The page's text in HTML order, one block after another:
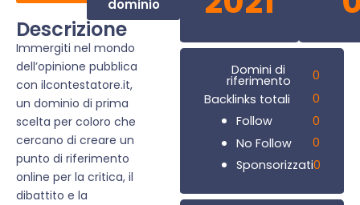
dominio
Descrizione
Immergiti nel mondo
dell’opinione pubblica
con ilcontestatore.it,
un dominio di prima
scelta per coloro che
cercano di creare un
punto di riferimento
online per la critica, il
dibattito e la
Domini di
riferimento
0
Backlinks totali
0
Follow
0
No Follow
0
Sponsorizzati0